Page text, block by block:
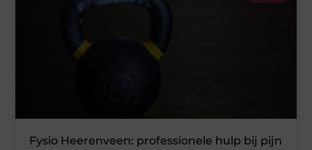
Fysio Heerenveen: professionele hulp bij pijn